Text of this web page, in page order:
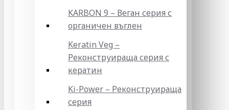
KARBON 9 – Веган серия с
органичен въглен
Keratin Veg –
Реконструираща серия с
кератин
Ki-Power – Реконструираща
серия